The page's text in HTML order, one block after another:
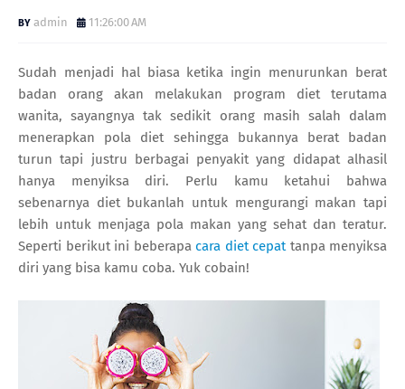
admin 11:26:00 AM
Sudah menjadi hal biasa ketika ingin menurunkan berat
badan orang akan melakukan program diet terutama
wanita, sayangnya tak sedikit orang masih salah dalam
menerapkan pola diet sehingga bukannya berat badan
turun tapi justru berbagai penyakit yang didapat alhasil
hanya menyiksa diri. Perlu kamu ketahui bahwa
sebenarnya diet bukanlah untuk mengurangi makan tapi
lebih untuk menjaga pola makan yang sehat dan teratur.
Seperti berikut ini beberapa cara diet cepattanpa menyiksa
diri yang bisa kamu coba. Yuk cobain!